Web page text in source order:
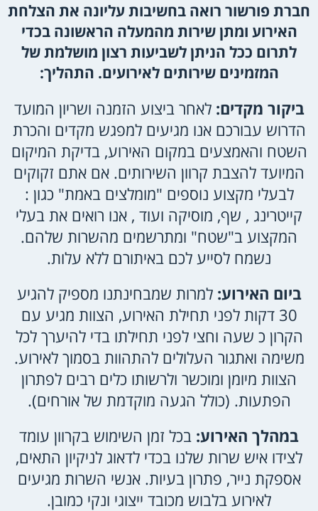
חברת פורשור רואה בחשיבות עליונה את הצלחת
האירוע ומתן שירות מהמעלה הראשונה בכדי
לתרום ככל הניתן לשביעות רצון מושלמת של
המזמינים שירותים לאירועים. התהליך:
ביקור מקדים: לאחר ביצוע הזמנה ושריון המועד
הדרוש עבורכם אנו מגיעים למפגש מקדים והכרת
השטח והאמצעים במקום האירוע, בדיקת המיקום
המיועד להצבת קרוון השירותים. אם אתם זקוקים
לבעלי מקצוע נוספים "מומלצים באמת" כגון :
קייטרינג , שף, מוסיקה ועוד , אנו רואים את בעלי
המקצוע ב"שטח" ומתרשמים מהשרות שלהם.
נשמח לסייע לכם באיתורם ללא עלות.
ביום האירוע: למרות שמבחינתנו מספיק להגיע
30 דקות לפני תחילת האירוע, הצוות מגיע עם
הקרון כ שעה וחצי לפני תחילתו בדי להיערך לכל
משימה ואתגור העלולים להתהוות בסמוך לאירוע.
הצוות מיומן ומוכשר ולרשותו כלים רבים לפתרון
הפתעות. (כולל הגעה מוקדמת של אורחים).
במהלך האירוע: בכל זמן השימוש בקרוון עומד
לצידו איש שרות שלנו בכדי לדאוג לניקיון התאים,
אספקת נייר, פתרון בעיות. אנשי השרות מגיעים
לאירוע בלבוש מכובד ייצוגי ונקי כמובן.